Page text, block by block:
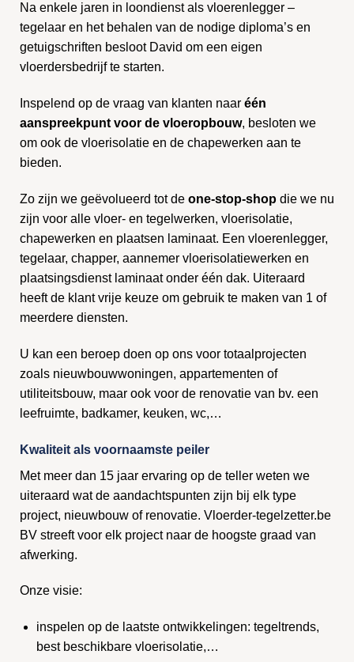
Na enkele jaren in loondienst als vloerenlegger –
tegelaar en het behalen van de nodige diploma’s en
getuigschriften besloot David om een eigen
vloerdersbedrijf te starten.
Inspelend op de vraag van klanten naar één
aanspreekpunt voor de vloeropbouw, besloten we
om ook de vloerisolatie en de chapewerken aan te
bieden.
Zo zijn we geëvolueerd tot de one-stop-shop die we nu
zijn voor alle vloer- en tegelwerken, vloerisolatie,
chapewerken en plaatsen laminaat. Een vloerenlegger,
tegelaar, chapper, aannemer vloerisolatiewerken en
plaatsingsdienst laminaat onder één dak. Uiteraard
heeft de klant vrije keuze om gebruik te maken van 1 of
meerdere diensten.
U kan een beroep doen op ons voor totaalprojecten
zoals nieuwbouwwoningen, appartementen of
utiliteitsbouw, maar ook voor de renovatie van bv. een
leefruimte, badkamer, keuken, wc,…
Kwaliteit als voornaamste peiler
Met meer dan 15 jaar ervaring op de teller weten we
uiteraard wat de aandachtspunten zijn bij elk type
project, nieuwbouw of renovatie. Vloerder-tegelzetter.be
BV streeft voor elk project naar de hoogste graad van
afwerking.
Onze visie:
inspelen op de laatste ontwikkelingen: tegeltrends,
best beschikbare vloerisolatie,…